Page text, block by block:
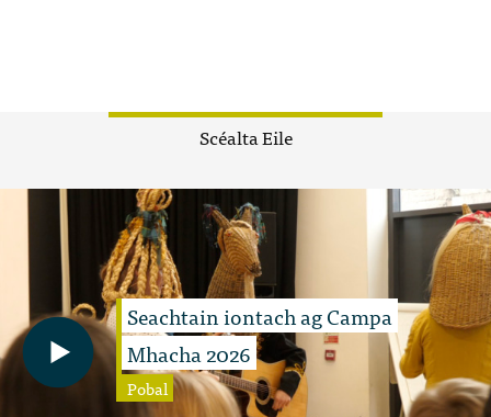
Scéalta Eile
Seachtain iontach ag Campa
Mhacha 2026
Pobal